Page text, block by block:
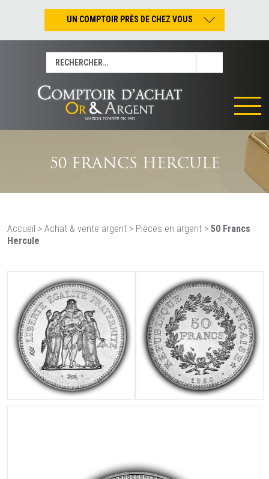
UN COMPTOIR PRÈS DE CHEZ VOUS
Nantes – Jean-Jacques Rousseau
Nantes – Saint-Pierre
Tours
La Rochelle
La Roche/Yon
Rechercher :
50 FRANCS HERCULE
Accueil > Achat & vente argent > Pièces en argent > 50 Francs
Hercule